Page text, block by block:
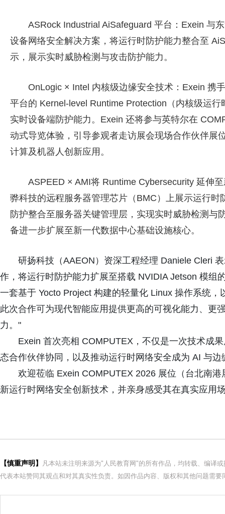
ASRock Industrial AiSafeguard 平台：Exein 与
设备网络安全解决方案，将运行时防护能力整合至
示，展示实时威胁检测与攻击防护能力。
OnLogic × Intel 内核级边缘安全技术：Exein 携
平台的 Kernel-level Runtime Protection（内核级运
实时设备端防护能力。Exein 还将参与英特尔在
动式导览体验，引导参观者走访展会现场合作伙伴展
计算及机器人创新应用。
ASPEED × AMI将 Runtime Cybersecurity 延伸
骅科技的远程服务器管理芯片（BMC）上展示运行
防护整合至服务器关键管理层，实现实时威胁检测
备进一步扩展至新一代数据中心基础设施核心。
研扬科技（AAEON）资深工程经理 Daniele Cleri
作，将运行时防护能力扩展至搭载 NVIDIA Jetson 模
一套基于 Yocto Project 构建的轻量化 Linux 操作系统
此次合作可为现代智能应用提供更高的可视化能力、更
力。"
Exein 首次亮相 COMPUTEX，不仅是一次技术成
态合作伙伴协同，以及推动运行时网络安全成为 AI 与
欢迎莅临 Exein COMPUTEX 2026 展位（台北南
新运行时网络安全创新技术，并亲身感受其在真实应用
【慎重声明】
凡本站未注明来源为"人民教育网"的所有作品，均转载、编译
代表本站赞同其观点和对其真实性负责。如因作品内容、版权和其他问题需